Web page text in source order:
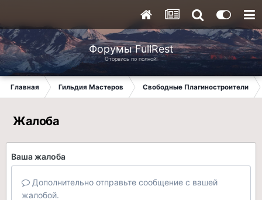
Форумы FullRest
Оторвись по полной!
Главная Гильдия Мастеров Свободные Плагиностроители
Жалоба
Ваша жалоба
Дополнительно отправьте сообщение с вашей
жалобой.